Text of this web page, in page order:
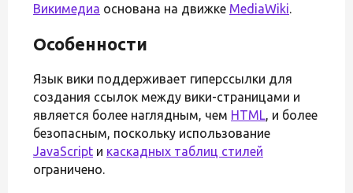
Викимедиа основана на движке MediaWiki.
Особенности
Язык вики поддерживает гиперссылки для
создания ссылок между вики-страницами и
является более наглядным, чем HTML, и более
безопасным, поскольку использование
JavaScript и каскадных таблиц стилей
ограничено.